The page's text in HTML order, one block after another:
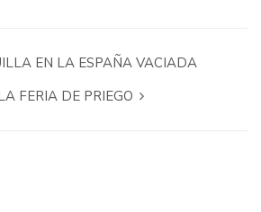
EN LA ESPAÑA VACIADA
FERIA DE PRIEGO